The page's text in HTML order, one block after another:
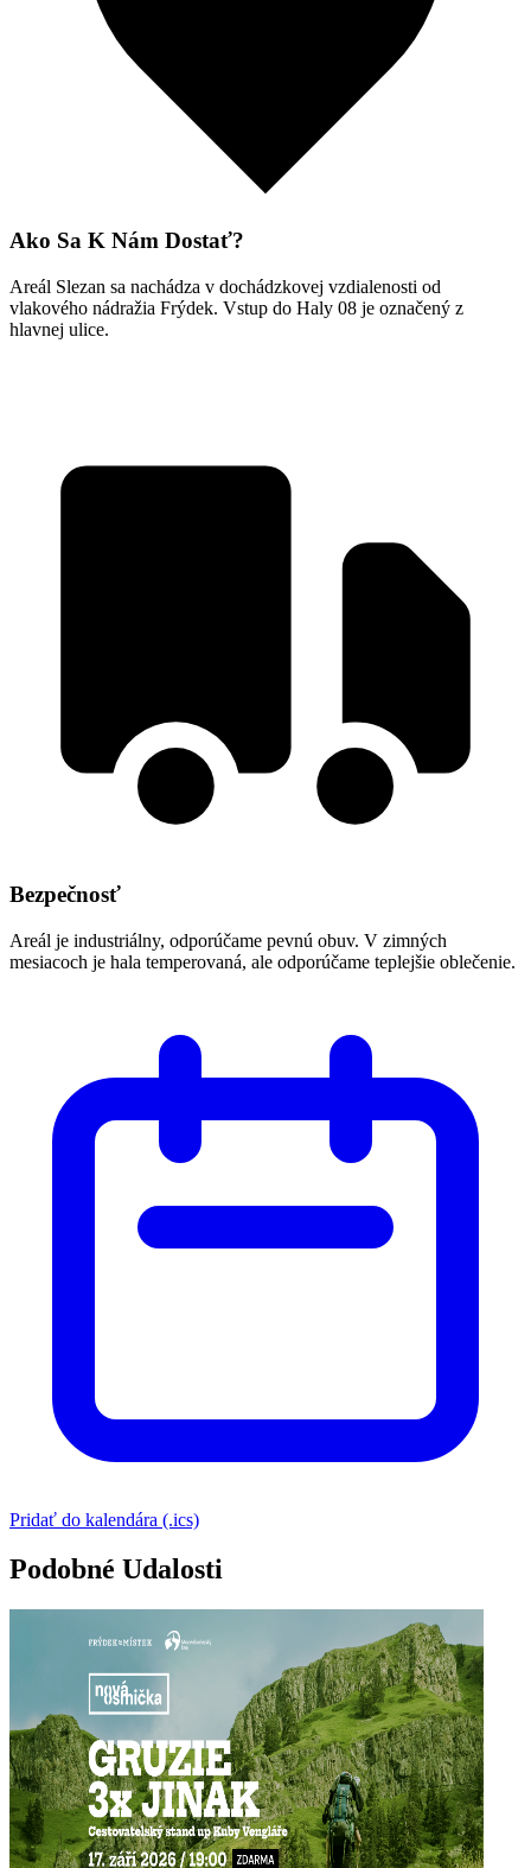
Ako Sa K Nám Dostať?
Areál Slezan sa nachádza v dochádzkovej vzdialenosti od
vlakového nádražia Frýdek. Vstup do Haly 08 je označený z
hlavnej ulice.
Bezpečnosť
Areál je industriálny, odporúčame pevnú obuv. V zimných
mesiacoch je hala temperovaná, ale odporúčame teplejšie oblečenie.
Pridať do kalendára (.ics)
Podobné Udalosti